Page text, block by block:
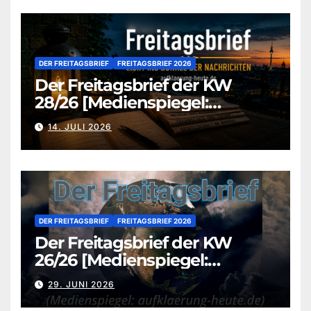
DER FREITAGSBRIEF FREITAGSBRIEF 2026
Der Freitagsbrief der KW
28/26 [Medienspiegel:
aufklaerung-heute.de]
14. JULI 2026
DER FREITAGSBRIEF FREITAGSBRIEF 2026
Der Freitagsbrief der KW
26/26 [Medienspiegel:
aufklaerung-heute.de]
29. JUNI 2026